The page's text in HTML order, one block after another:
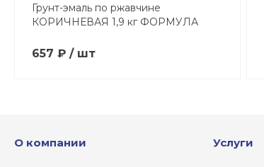
Грунт-эмаль по ржавчине
КОРИЧНЕВАЯ 1,9 кг ФОРМУЛА
657 ₽ / шт
О компании Услуги